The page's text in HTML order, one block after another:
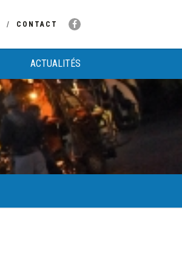
CONTACT
ACTUALITÉS